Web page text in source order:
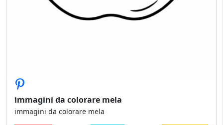
immagini da colorare mela
immagini da colorare mela